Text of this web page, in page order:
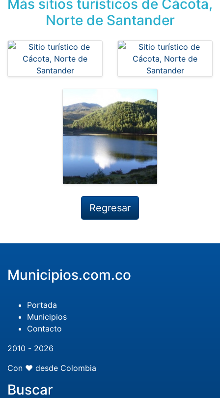
Más sitios turísticos de Cácota,
Norte de Santander
Regresar
Municipios.com.co
Portada
Municipios
Contacto
2010 - 2026
Con ❤️ desde Colombia
Buscar